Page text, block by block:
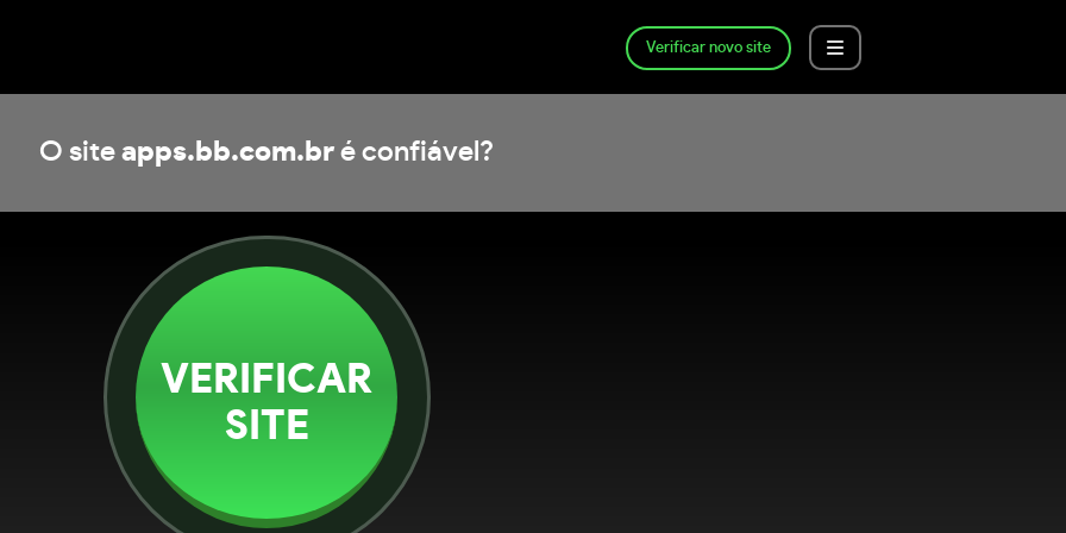
Verificar novo site
O site apps.bb.com.br é confiável?
VERIFICAR
SITE